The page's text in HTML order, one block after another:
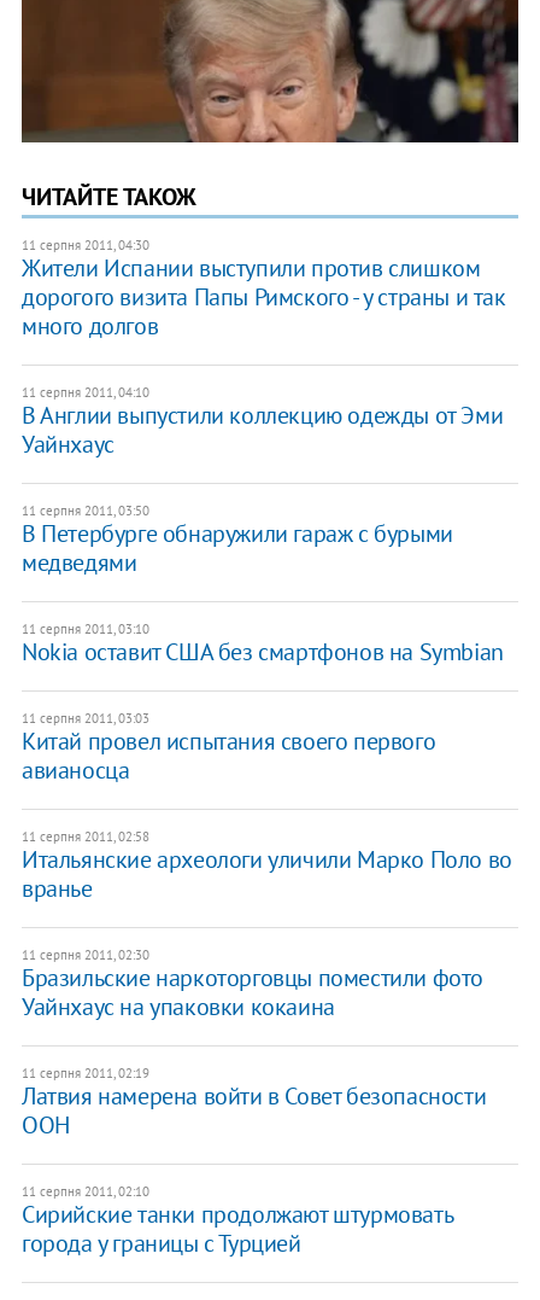
ЧИТАЙТЕ ТАКОЖ
11 серпня 2011, 04:30
Жители Испании выступили против слишком
дорогого визита Папы Римского - у страны и так
много долгов
11 серпня 2011, 04:10
В Англии выпустили коллекцию одежды от Эми
Уайнхаус
11 серпня 2011, 03:50
В Петербурге обнаружили гараж с бурыми
медведями
11 серпня 2011, 03:10
Nokia оставит США без смартфонов на Symbian
11 серпня 2011, 03:03
Китай провел испытания своего первого
авианосца
11 серпня 2011, 02:58
Итальянские археологи уличили Марко Поло во
вранье
11 серпня 2011, 02:30
Бразильские наркоторговцы поместили фото
Уайнхаус на упаковки кокаина
11 серпня 2011, 02:19
Латвия намерена войти в Совет безопасности
ООН
11 серпня 2011, 02:10
Сирийские танки продолжают штурмовать
города у границы с Турцией